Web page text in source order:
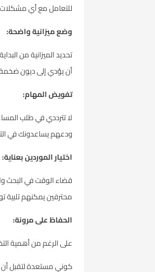
للتعامل مع أي
وضع ميزانية واضحة:
تحديد الميزانية من
أن يؤدي إلى ديون
تفويض المهام:
لا تترددي في طلب
ودعهم يساعدونك في
اختيار الموردين بعناية:
قضاء الوقت في البحث
محترفين يمكنهم تلبية
الحفاظ على مرونة:
على الرغم من أهمية
كوني مستعدة لتقبل أن